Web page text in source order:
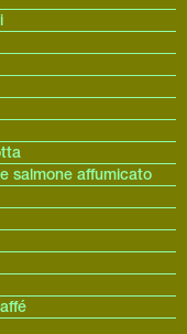
salmone affumicato